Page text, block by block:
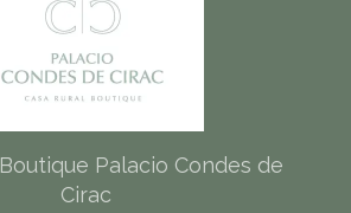
Palacio Condes de
Cirac